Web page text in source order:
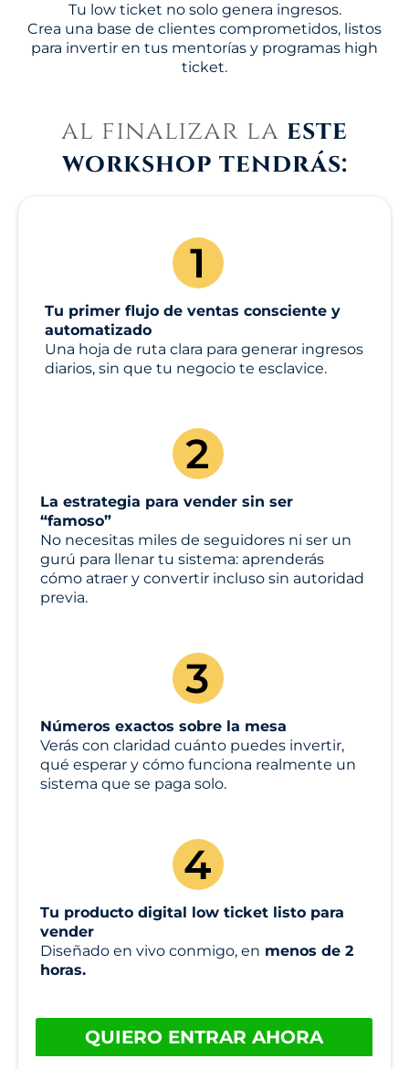
Tu low ticket no solo genera ingresos.
Crea una base de clientes comprometidos, listos
para invertir en tus mentorías y programas high
ticket.
al finalizar la este
workshop tendrás:
Tu primer flujo de ventas consciente y
automatizado
Una hoja de ruta clara para generar ingresos
diarios, sin que tu negocio te esclavice.
La estrategia para vender sin ser
“famoso”
No necesitas miles de seguidores ni ser un
gurú para llenar tu sistema: aprenderás
cómo atraer y convertir incluso sin autoridad
previa.
Números exactos sobre la mesa
Verás con claridad cuánto puedes invertir,
qué esperar y cómo funciona realmente un
sistema que se paga solo.
Tu producto digital low ticket listo para
vender
Diseñado en vivo conmigo, en menos de 2
horas.
QUIERO ENTRAR AHORA